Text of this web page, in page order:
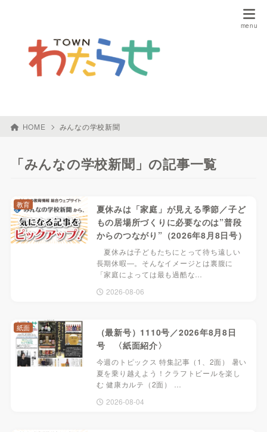
HOME みんなの学校新聞
「みんなの学校新聞」の記事一覧
夏休みは「家庭」が見える季節／子ど
もの居場所づくりに必要なのは”普段
からのつながり”（2026年8月8日号）
夏休みは子どもたちにとって待ち遠しい
長期休暇―。そんなイメージとは裏腹に
「家庭によっては最も過酷な…
2026-08-06
教育
（最新号）1110号／2026年8月8日
号 〈紙面紹介〉
今週のトピックス 特集記事（1、2面） 暑い
夏を乗り越えよう！クラフトビールを楽し
む 健康カルテ（2面） …
2026-08-04
紙面